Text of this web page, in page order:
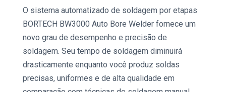
O sistema automatizado de soldagem por etapas
BORTECH BW3000 Auto Bore Welder fornece um
novo grau de desempenho e precisão de
soldagem. Seu tempo de soldagem diminuirá
drasticamente enquanto você produz soldas
precisas, uniformes e de alta qualidade em